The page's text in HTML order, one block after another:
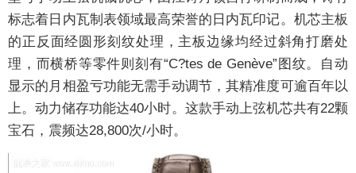
标志着日内瓦制表领域最高荣誉的日内瓦印记。机芯主板
的正反面经圆形刻纹处理，主板边缘均经过斜角打磨处
理，而横桥等零件则刻有“C?tes de Genève”图纹。自动
显示的月相盈亏功能无需手动调节，其精准度可逾百年以
上。动力储存功能达40小时。这款手动上弦机芯共有22颗
宝石，震频达28,800次/小时。